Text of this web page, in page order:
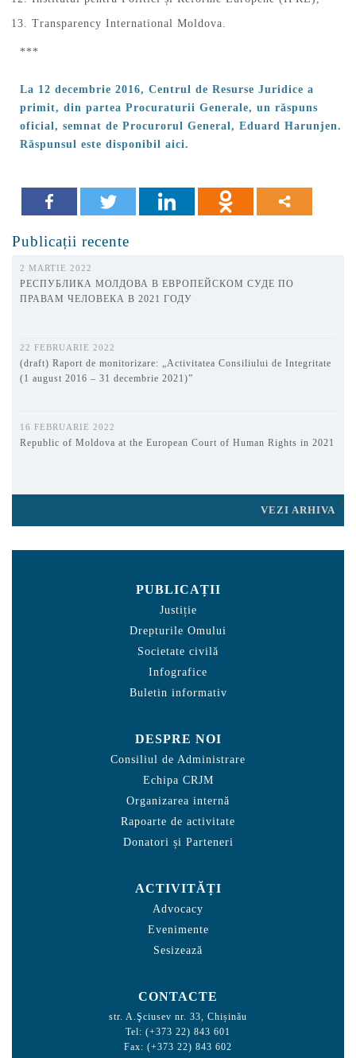
Transparency International Moldova.
***
La 12 decembrie 2016, Centrul de Resurse Juridice a
primit, din partea Procuraturii Generale, un răspuns
oficial, semnat de Procurorul General, Eduard Harunjen.
Răspunsul este disponibil aici.
Publicații recente
2 MARTIE 2022
РЕСПУБЛИКА МОЛДОВА В ЕВРОПЕЙСКОМ СУДЕ ПО
ПРАВАМ ЧЕЛОВЕКА В 2021 ГОДУ
22 FEBRUARIE 2022
(draft) Raport de monitorizare: „Activitatea Consiliului de Integritate
(1 august 2016 – 31 decembrie 2021)”
16 FEBRUARIE 2022
Republic of Moldova at the European Court of Human Rights in 2021
VEZI ARHIVA
PUBLICAȚII
Justiție
Drepturile Omului
Societate civilă
Infografice
Buletin informativ
DESPRE NOI
Consiliul de Administrare
Echipa CRJM
Organizarea internă
Rapoarte de activitate
Donatori și Parteneri
ACTIVITĂȚI
Advocacy
Evenimente
Sesizează
CONTACTE
str. A.Şciusev nr. 33, Chișinău
Tel: (+373 22) 843 601
Fax: (+373 22) 843 602